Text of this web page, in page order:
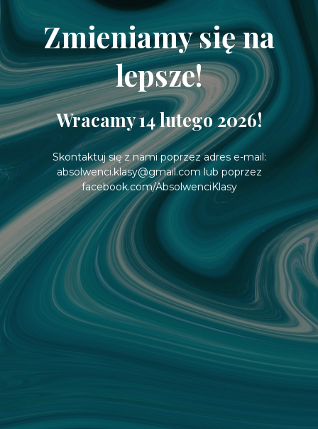
Zmieniamy się na
lepsze!
Wracamy 14 lutego 2026!
Skontaktuj się z nami poprzez adres e-mail:
absolwenci.klasy@gmail.com lub poprzez
facebook.com/AbsolwenciKlasy